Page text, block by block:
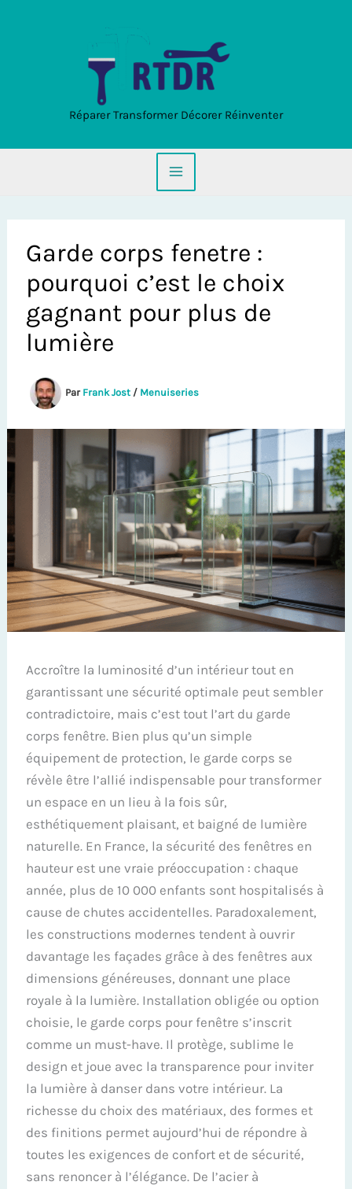
Réparer Transformer Décorer Réinventer
Garde corps fenetre :
pourquoi c’est le choix
gagnant pour plus de
lumière
Par Frank Jost / Menuiseries
Accroître la luminosité d’un intérieur tout en
garantissant une sécurité optimale peut sembler
contradictoire, mais c’est tout l’art du garde
corps fenêtre. Bien plus qu’un simple
équipement de protection, le garde corps se
révèle être l’allié indispensable pour transformer
un espace en un lieu à la fois sûr,
esthétiquement plaisant, et baigné de lumière
naturelle. En France, la sécurité des fenêtres en
hauteur est une vraie préoccupation : chaque
année, plus de 10 000 enfants sont hospitalisés à
cause de chutes accidentelles. Paradoxalement,
les constructions modernes tendent à ouvrir
davantage les façades grâce à des fenêtres aux
dimensions généreuses, donnant une place
royale à la lumière. Installation obligée ou option
choisie, le garde corps pour fenêtre s’inscrit
comme un must-have. Il protège, sublime le
design et joue avec la transparence pour inviter
la lumière à danser dans votre intérieur. La
richesse du choix des matériaux, des formes et
des finitions permet aujourd’hui de répondre à
toutes les exigences de confort et de sécurité,
sans renoncer à l’élégance. De l’acier à